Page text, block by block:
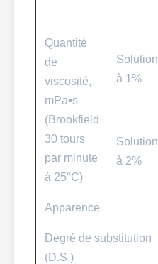
Quantité
de
viscosité,
mPa▪s
(Brookfield
30 tours
par minute
à 25°C)
Solution
à 1%
Solution
à 2%
Apparence
Degré de substitution
(D.S.)